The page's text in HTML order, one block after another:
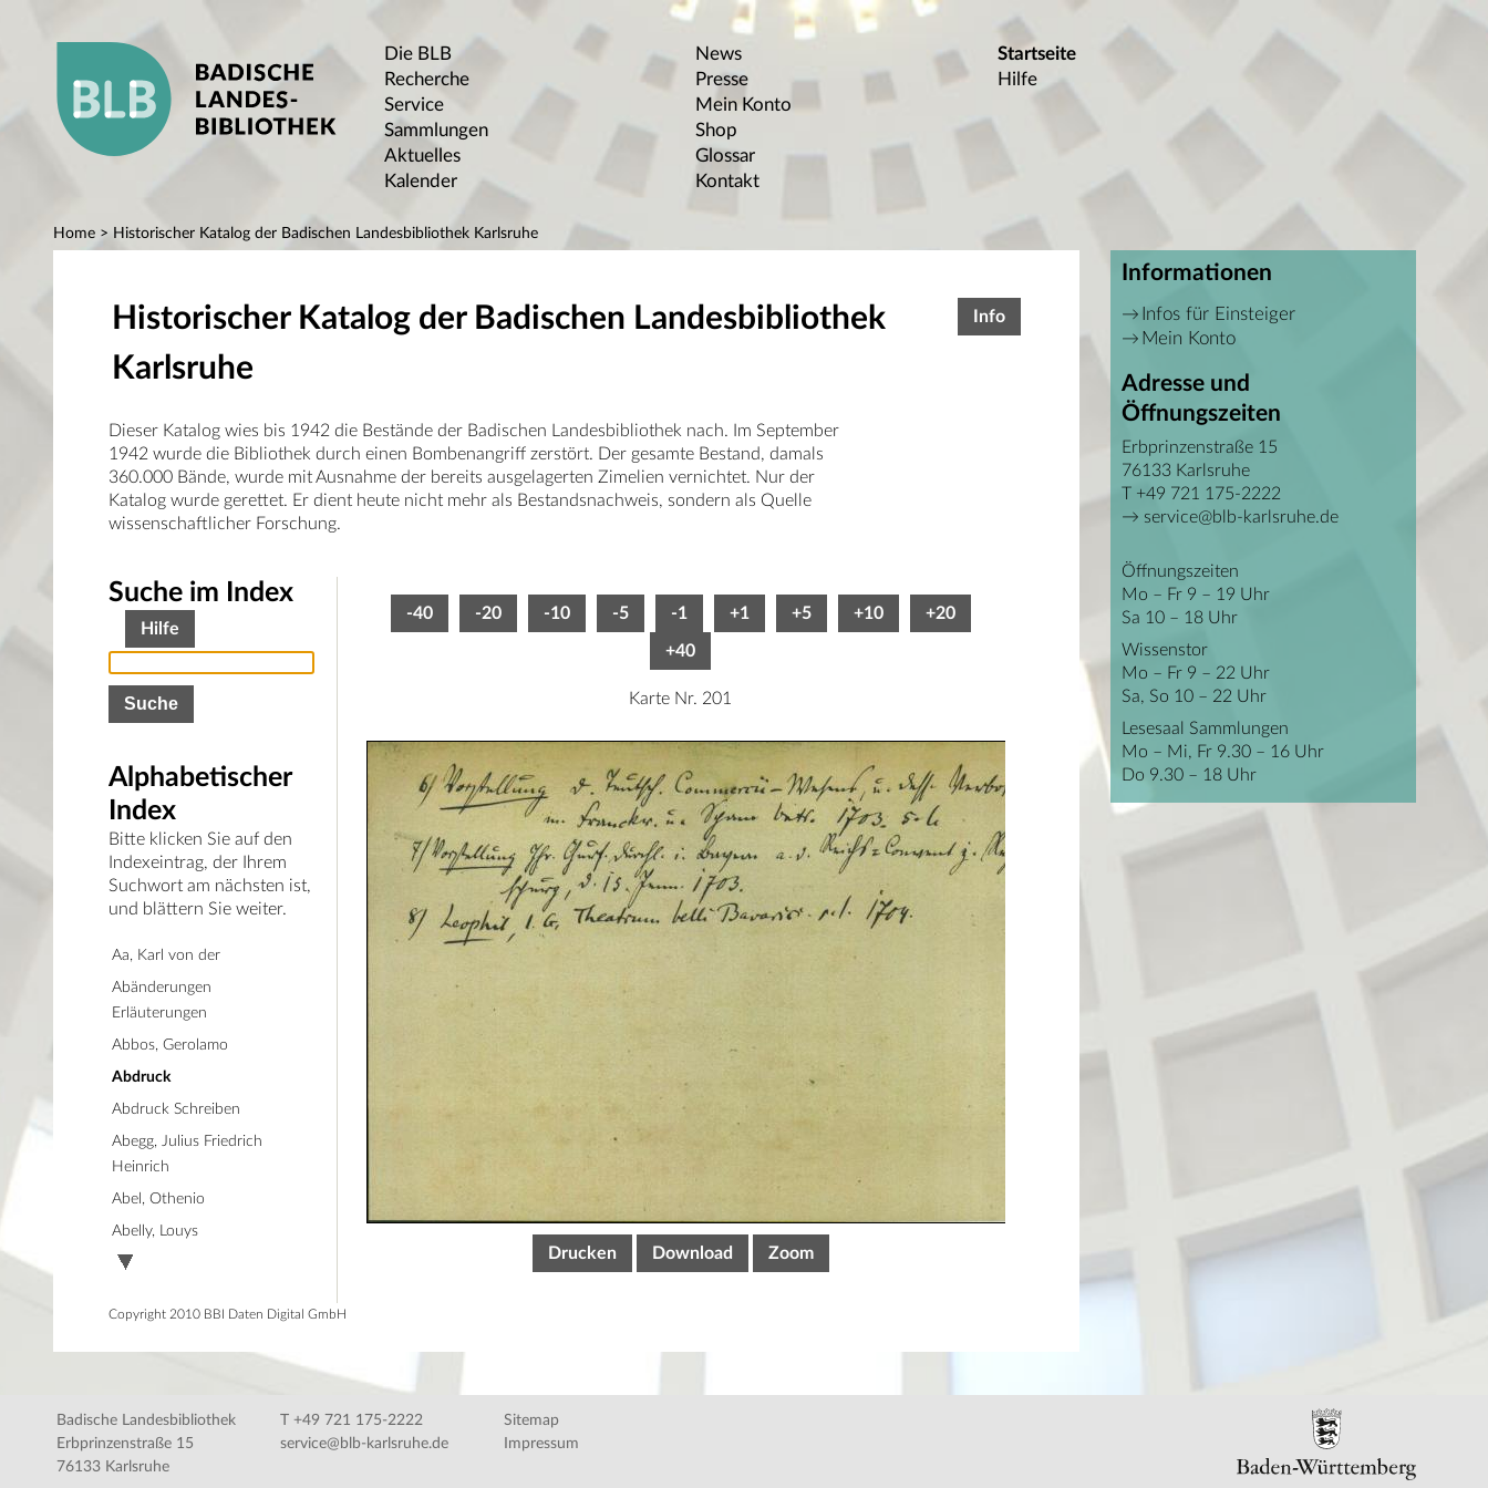
Die BLB
Recherche
Service
Sammlungen
Aktuelles
Kalender
News
Presse
Mein Konto
Shop
Glossar
Kontakt
Startseite
Hilfe
Home > Historischer Katalog der Badischen Landesbibliothek Karlsruhe
Historischer Katalog der Badischen Landesbibliothek
Karlsruhe
Info
Dieser Katalog wies bis 1942 die Bestände der Badischen Landesbibliothek nach. Im September
1942 wurde die Bibliothek durch einen Bombenangriff zerstört. Der gesamte Bestand, damals
360.000 Bände, wurde mit Ausnahme der bereits ausgelagerten Zimelien vernichtet. Nur der
Katalog wurde gerettet. Er dient heute nicht mehr als Bestandsnachweis, sondern als Quelle
wissenschaftlicher Forschung.
-40 -20 -10 -5 -1 +1 +5 +10 +20
+40
Karte Nr. 201
Drucken Download Zoom
Suche im Index
Hilfe
Alphabetischer
Index
Bitte klicken Sie auf den
Indexeintrag, der Ihrem
Suchwort am nächsten ist,
und blättern Sie weiter.
Aa, Karl von der
Abänderungen
Erläuterungen
Abbos, Gerolamo
Abdruck
Abdruck Schreiben
Abegg, Julius Friedrich
Heinrich
Abel, Othenio
Abelly, Louys
Copyright 2010 BBI Daten Digital GmbH
Informationen
Infos für Einsteiger
Mein Konto
Adresse und
Öffnungszeiten
Erbprinzenstraße 15
76133 Karlsruhe
T +49 721 175-2222
service@blb-karlsruhe.de
Öffnungszeiten
Mo – Fr 9 – 19 Uhr
Sa 10 – 18 Uhr
Wissenstor
Mo – Fr 9 – 22 Uhr
Sa, So 10 – 22 Uhr
Lesesaal Sammlungen
Mo – Mi, Fr 9.30 – 16 Uhr
Do 9.30 – 18 Uhr
Badische Landesbibliothek
Erbprinzenstraße 15
76133 Karlsruhe
T +49 721 175-2222
service@blb-karlsruhe.de
Sitemap
Impressum